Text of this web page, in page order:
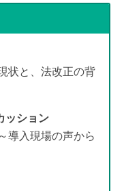
状と、法改正の背
ッション
導入現場の声から